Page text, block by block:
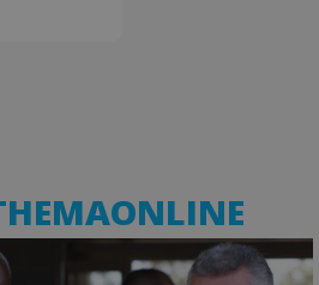
msToken